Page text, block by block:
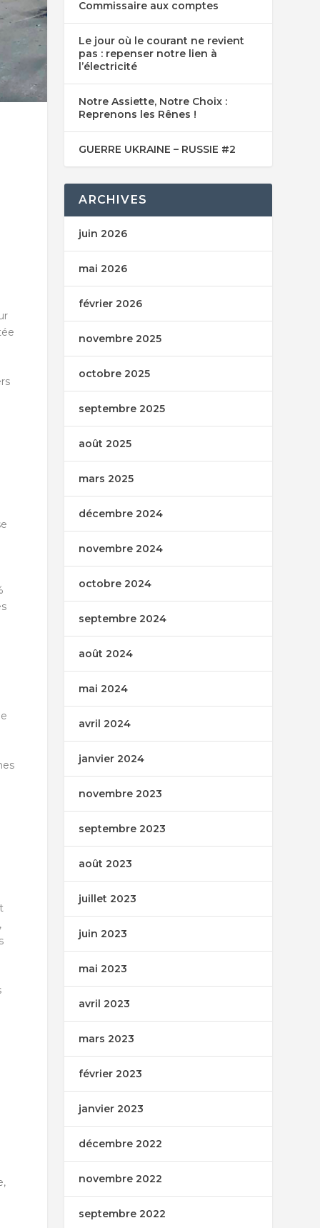
Commissaire aux comptes
Le jour où le courant ne revient
pas : repenser notre lien à
l’électricité
Notre Assiette, Notre Choix :
Reprenons les Rênes !
GUERRE UKRAINE – RUSSIE #2
ARCHIVES
juin 2026
mai 2026
février 2026
novembre 2025
octobre 2025
septembre 2025
août 2025
mars 2025
décembre 2024
novembre 2024
octobre 2024
septembre 2024
août 2024
mai 2024
avril 2024
janvier 2024
novembre 2023
septembre 2023
août 2023
juillet 2023
juin 2023
mai 2023
avril 2023
mars 2023
février 2023
janvier 2023
décembre 2022
novembre 2022
septembre 2022